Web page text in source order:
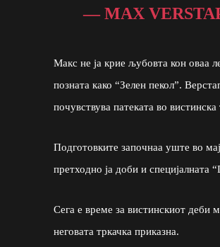
— MAX
Макс не ја крие љубовта кон оваа
позната како “Зелен пекол”.
почувствува патеката во вистинска
Подготовките започнаа уште во
претходно ја доби и
Сега е време за вистинскиот деби
неговата тркачка приказна.